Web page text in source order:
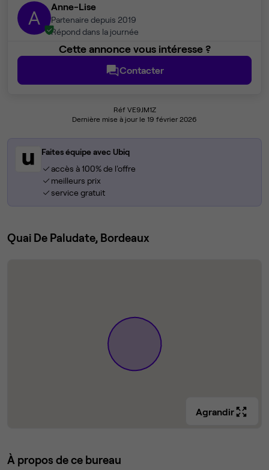
A Anne-Lise
Partenaire depuis 2019
Répond dans la journée
Cette annonce vous intéresse ?
Contacter
Réf VE9JM1Z
Dernière mise à jour le 19 février 2026
Faites équipe avec Ubiq
accès à 100% de l'offre
meilleurs prix
service gratuit
Quai De Paludate, Bordeaux
Agrandir
À propos de ce bureau